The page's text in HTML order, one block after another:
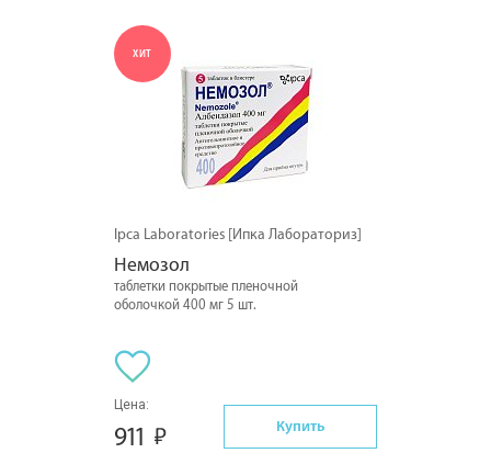
ХИТ
Ipca Laboratories [Ипка Лабораториз]
Немозол
таблетки покрытые пленочной
оболочкой 400 мг 5 шт.
Цена:
911 Купить